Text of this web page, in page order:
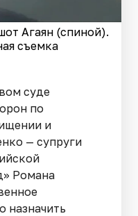
Агаян (спиной).
съемка
суде
по
и
— супруги
Романа
назначить